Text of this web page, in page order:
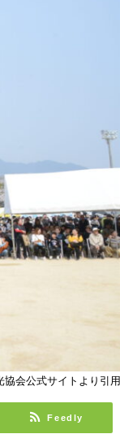
協会公式サイトより引用
Feedly